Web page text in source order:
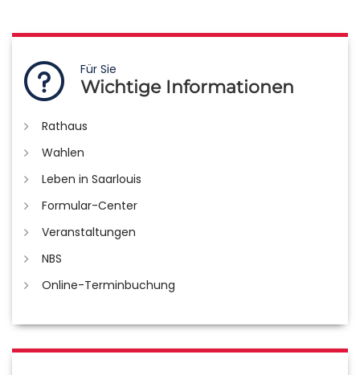
Für Sie
Wichtige Informationen
Rathaus
Wahlen
Leben in Saarlouis
Formular-Center
Veranstaltungen
NBS
Online-Terminbuchung